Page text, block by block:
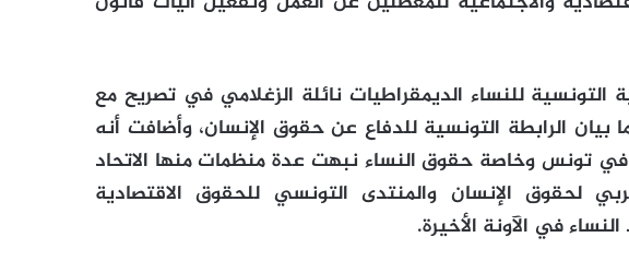
التونسية للنساء الديمقراطيات نائلة الزغلامي في تصريح مع
بيان الرابطة التونسية للدفاع عن حقوق الإنسان، وأضافت أنه
تونس وخاصة حقوق النساء نبهت عدة منظمات منها الاتحاد
لحقوق الإنسان والمنتدى التونسي للحقوق الاقتصادية
في الآونة الأخيرة.